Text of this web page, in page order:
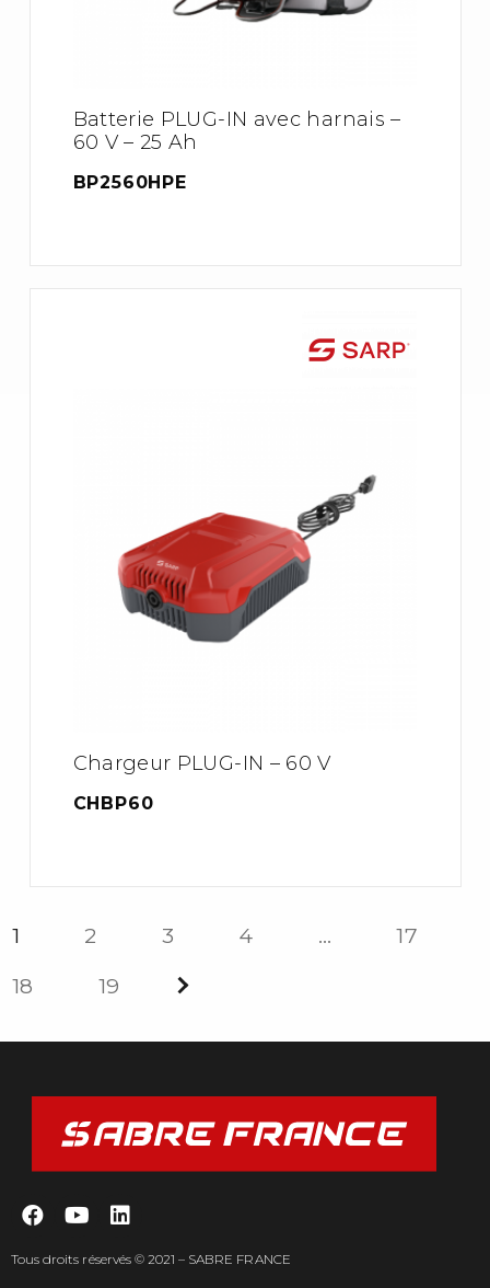
Batterie PLUG-IN avec harnais –
60 V – 25 Ah
BP2560HPE
Chargeur PLUG-IN – 60 V
CHBP60
1 2 3 4 …
17
18
19
Tous droits réservés © 2021 – SABRE FRANCE